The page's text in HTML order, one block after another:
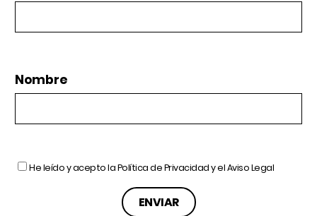
Nombre
He leído y acepto laPolítica de Privacidady elAviso Legal